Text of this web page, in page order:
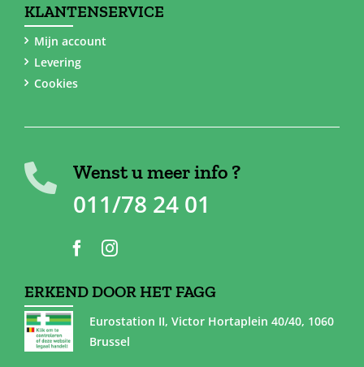
KLANTENSERVICE
Mijn account
Levering
Cookies
Wenst u meer info ?
011/78 24 01
ERKEND DOOR HET FAGG
Eurostation II, Victor Hortaplein 40/40, 1060
Brussel